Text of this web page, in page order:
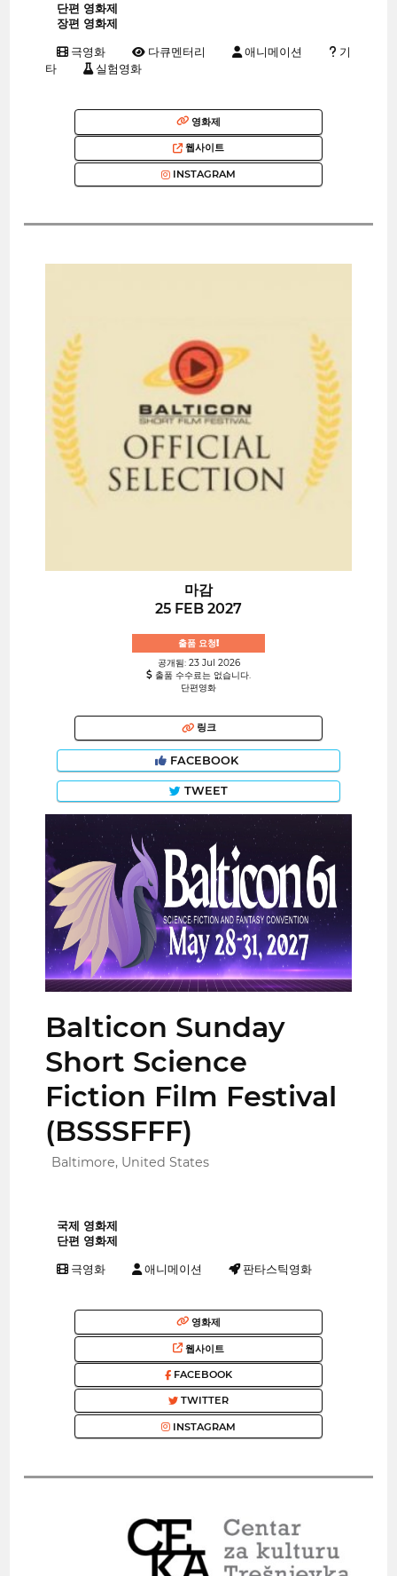
단편 영화제
장편 영화제
극영화 다큐멘터리 애니메이션
기
타
실험영화
영화제
웹사이트
INSTAGRAM
마감
25 FEB 2027
출품 요청!
공개됨: 23 Jul 2026
출품 수수료는 없습니다.
단편영화
링크
FACEBOOK
TWEET
Balticon Sunday
Short Science
Fiction Film Festival
(BSSSFFF)
Baltimore, United States
국제 영화제
단편 영화제
극영화 애니메이션 판타스틱영화
영화제
웹사이트
FACEBOOK
TWITTER
INSTAGRAM